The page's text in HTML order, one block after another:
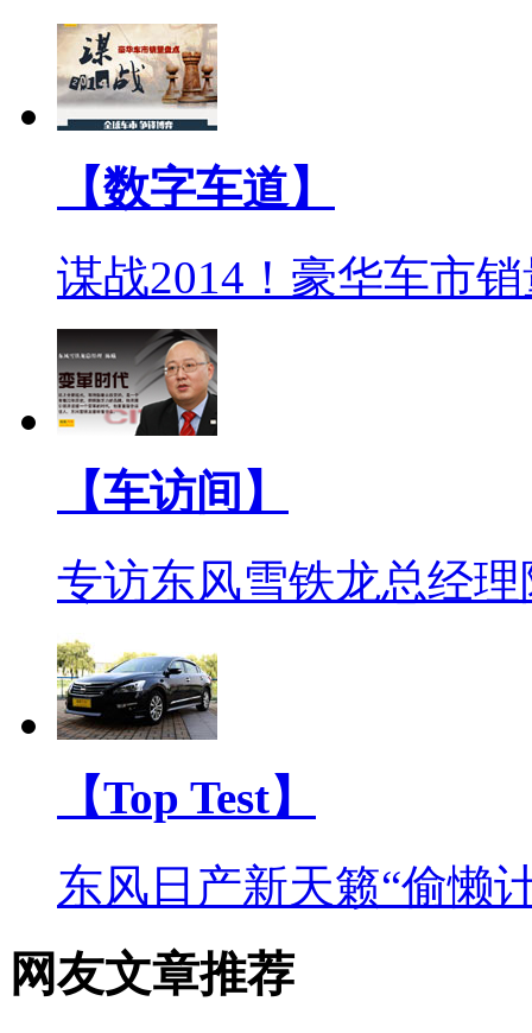
【数字车道】
谋战2014！豪华车市
【车访间】
专访东风雪铁龙总经
【Top Test】
东风日产新天籁“偷懒
网友文章推荐